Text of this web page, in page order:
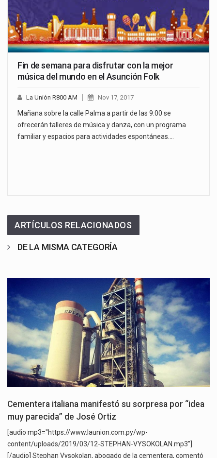
Fin de semana para disfrutar con la mejor
música del mundo en el Asunción Folk
La Unión R800 AM Nov 17, 2017
Mañana sobre la calle Palma a partir de las 9:00 se
ofrecerán talleres de música y danza, con un programa
familiar y espacios para actividades espontáneas.…
ARTÍCULOS RELACIONADOS
DE LA MISMA CATEGORÍA
Cementera italiana manifestó su sorpresa por “idea
muy parecida” de José Ortiz
[audio mp3="https://www.launion.com.py/wp-
content/uploads/2019/03/12-STEPHAN-VYSOKOLAN.mp3"]
[/audio] Stephan Vysokolan, abogado de la cementera, comentó